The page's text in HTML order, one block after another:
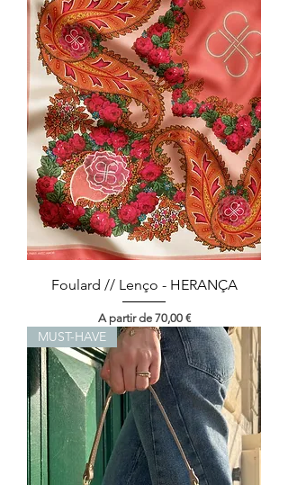
Foulard // Lenço - HERANÇA
A partir de 70,00 €
Preço promocional
MUST-HAVE